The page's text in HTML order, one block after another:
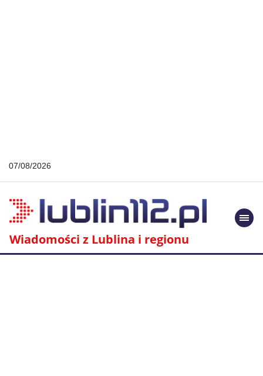
07/08/2026
Wiadomości z Lublina i regionu